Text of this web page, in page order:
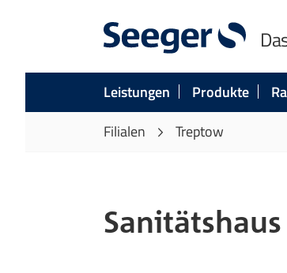
Leistungen Produkte
Filialen
Treptow